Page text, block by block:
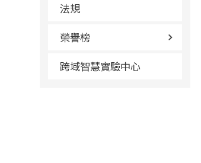
法規
榮譽榜
跨域智慧實驗中心